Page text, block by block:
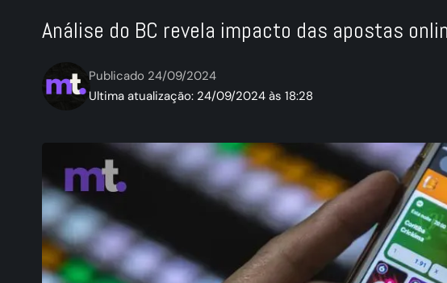
Análise do BC revela impacto das apostas
Ultima atualização: 24/09/2024 às 18:28
Publicado 24/09/2024